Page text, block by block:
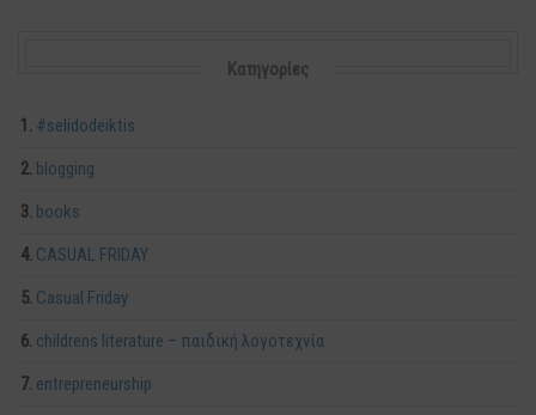
Kατηγορίες
#selidodeiktis
blogging
books
CASUAL FRIDAY
Casual Friday
childrens literature – παιδική λογοτεχνία
entrepreneurship